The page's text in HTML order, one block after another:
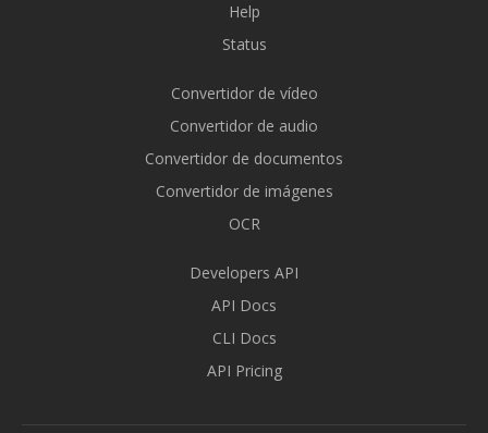
Help
Status
Convertidor de vídeo
Convertidor de audio
Convertidor de documentos
Convertidor de imágenes
OCR
Developers API
API Docs
CLI Docs
API Pricing